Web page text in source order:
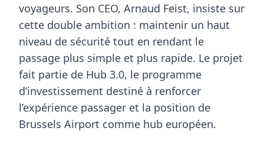
voyageurs. Son CEO, Arnaud Feist, insiste sur
cette double ambition : maintenir un haut
niveau de sécurité tout en rendant le
passage plus simple et plus rapide. Le projet
fait partie de Hub 3.0, le programme
d’investissement destiné à renforcer
l’expérience passager et la position de
Brussels Airport comme hub européen.